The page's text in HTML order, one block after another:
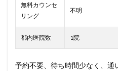
無料カウンセ
リング
不明
都内医院数 1院
予約不要、待ち時間少なく、通